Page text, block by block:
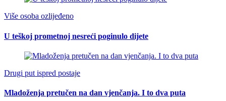
Više osoba ozlijeđeno
U teškoj prometnoj nesreći poginulo dijete
Drugi put ispred postaje
Mladoženja pretučen na dan vjenčanja. I to dva puta